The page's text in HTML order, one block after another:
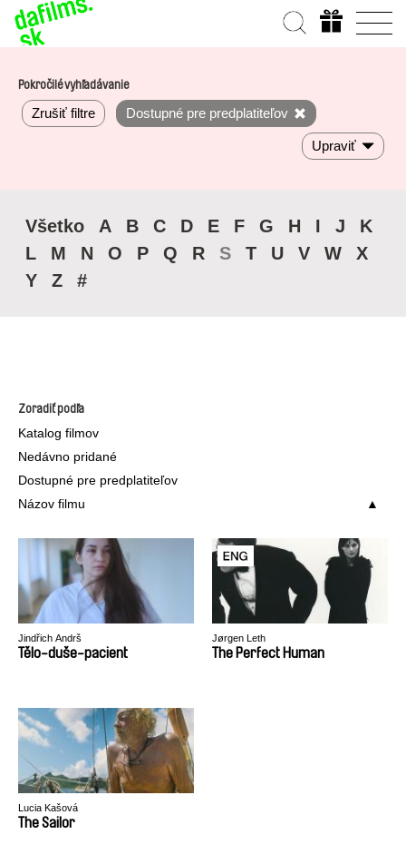
Pokročilé vyhľadávanie
Zrušiť filtre Dostupné pre predplatiteľov
Upraviť
Všetko A B C D E F G H I J
K
L
M N O P Q R S T U V W
X
Y
Z #
Zoradiť podľa
Katalog filmov
Nedávno pridané
Dostupné pre predplatiteľov
Názov filmu
Jindřich Andrš
Tělo-duše-pacient
Jørgen Leth
The Perfect Human
Lucia Kašová
The Sailor